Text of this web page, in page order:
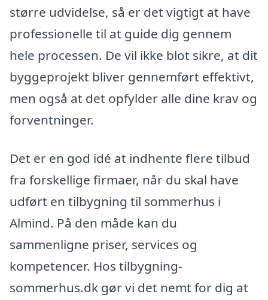
større udvidelse, så er det vigtigt at have
professionelle til at guide dig gennem
hele processen. De vil ikke blot sikre, at dit
byggeprojekt bliver gennemført effektivt,
men også at det opfylder alle dine krav og
forventninger.
Det er en god idé at indhente flere tilbud
fra forskellige firmaer, når du skal have
udført en tilbygning til sommerhus i
Almind. På den måde kan du
sammenligne priser, services og
kompetencer. Hos tilbygning-
sommerhus.dk gør vi det nemt for dig at